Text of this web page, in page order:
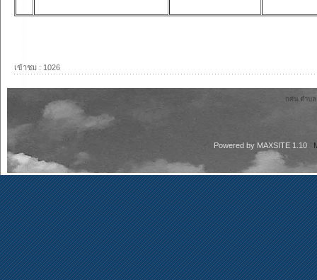
เข้าชม : 1026
กศน.ตำบล
Powered by MAXSITE 1.10